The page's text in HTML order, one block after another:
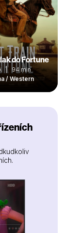
do Fortune
| 94 min
/ Western